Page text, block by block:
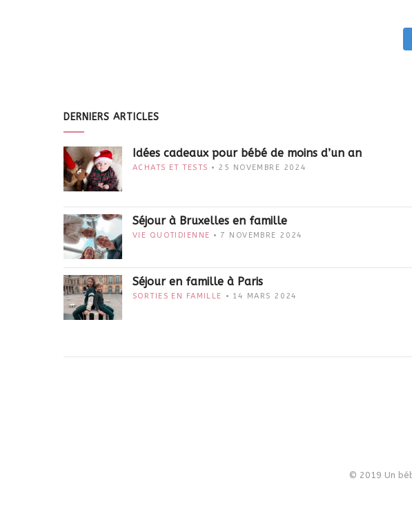
DERNIERS ARTICLES
Idées cadeaux pour bébé de moins d’un an
ACHATS ET TESTS 25 NOVEMBRE 2024
Séjour à Bruxelles en famille
VIE QUOTIDIENNE 7 NOVEMBRE 2024
Séjour en famille à Paris
SORTIES EN FAMILLE 14 MARS 2024
© 2019 Un